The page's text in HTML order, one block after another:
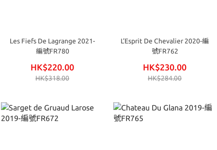
Les Fiefs De Lagrange 2021-
編號FR780
HK$220.00
HK$318.00
L’Esprit De Chevalier 2020-編
號FR762
HK$230.00
HK$284.00